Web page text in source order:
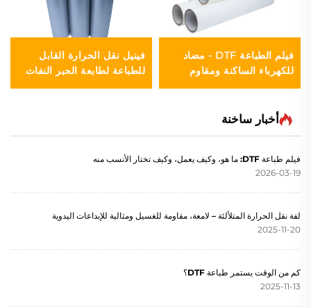
فيلم الطباعة DTF - مضاد
للكهرباء الساكنة ومقاوم
للرطوبة
فينيل نقل الحرارة القابل
للطباعة لطابعة الحبر النفاث
أخبار ساخنة
فيلم طباعة DTF: ما هو، وكيف يعمل، وكيف تختار الأنسب منه
2026-03-19
لفة نقل الحرارة المتلألئة – لامعة، مقاومة للغسيل ومثالية للإبداعات اليدوية
2025-11-20
كم من الوقت يستمر طباعة DTF؟
2025-11-13